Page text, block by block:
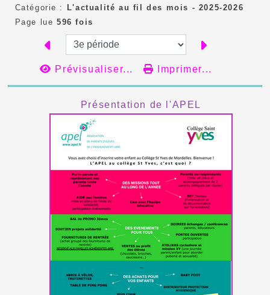
Présentation de l'APEL
Catégorie :
L'actualité au fil des mois - 2025-2026
Page lue 596 fois
Prévisualiser... Imprimer...